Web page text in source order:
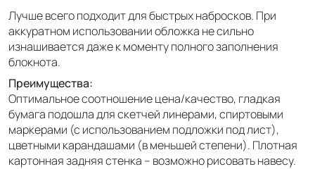
Лучше всего подходит для быстрых набросков. При
аккуратном использовании обложка не сильно
изнашивается даже к моменту полного заполнения
блокнота.
Преимущества:
Оптимальное соотношение цена/качество, гладкая
бумага подошла для скетчей линерами, спиртовыми
маркерами (с использованием подложки под лист),
цветными карандашами (в меньшей степени). Плотная
картонная задняя стенка – возможно рисовать навесу.